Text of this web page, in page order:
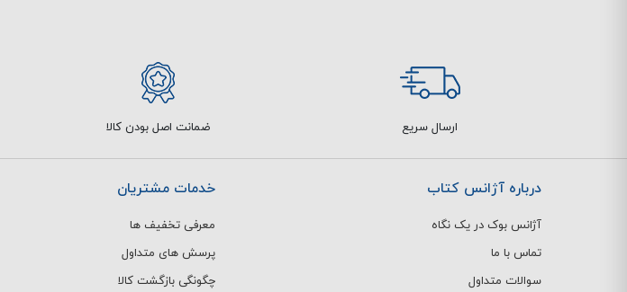
ارسال سریع ضمانت اصل بودن کالا
درباره آژانس کتاب
آژانس بوک در یک نگاه
تماس با ما
سوالات متداول
خدمات مشتریان
معرفی تخفیف ها
پرسش های متداول
چگونگی بازگشت کالا